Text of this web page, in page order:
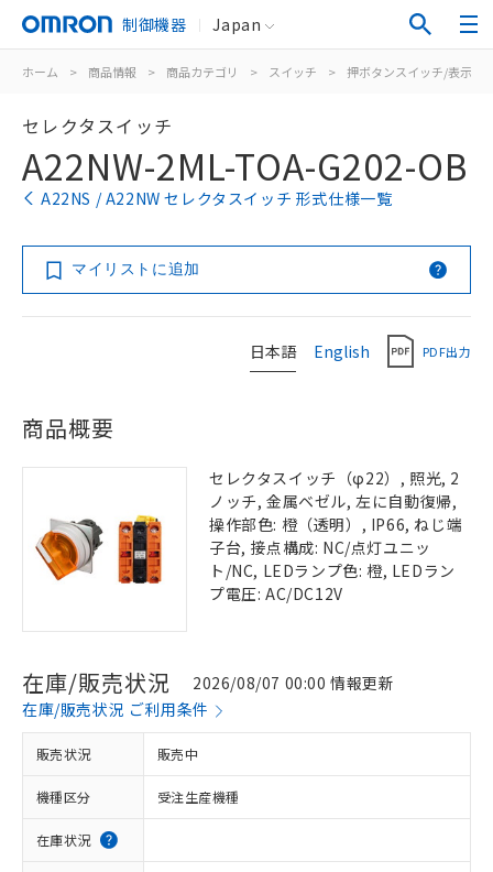
制御機器 Japan
ホーム > 商品情報 > 商品カテゴリ > スイッチ > 押ボタンスイッチ/表示灯
セレクタスイッチ
A22NW-2ML-TOA-G202-OB
A22NS / A22NW セレクタスイッチ 形式仕様一覧
マイリストに追加
日本語 English PDF出力
商品概要
セレクタスイッチ（φ22）, 照光, 2
ノッチ, 金属ベゼル, 左に自動復帰,
操作部色: 橙（透明）, IP66, ねじ端
子台, 接点構成: NC/点灯ユニッ
ト/NC, LEDランプ色: 橙, LEDラン
プ電圧: AC/DC12V
在庫/販売状況
2026/08/07 00:00 情報更新
在庫/販売状況 ご利用条件
販売状況 販売中
機種区分 受注生産機種
在庫状況